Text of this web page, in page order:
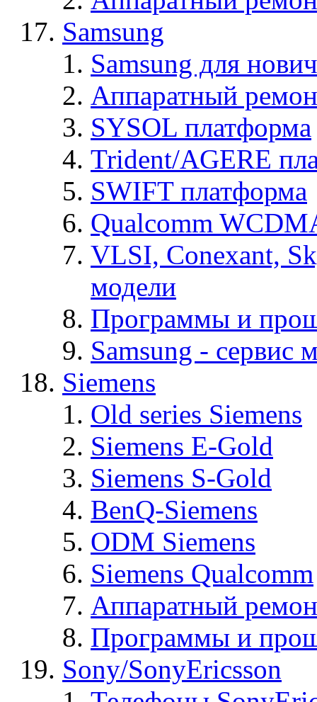
Samsung
Samsung для
Аппаратный
SYSOL платформа
Trident/AGERE
SWIFT платформа
Qualcomm
VLSI, Conexant,
модели
Программы и
Samsung - cервис
Siemens
Old series Siemens
Siemens E-Gold
Siemens S-Gold
BenQ-Siemens
ODM Siemens
Siemens Qualcomm
Аппаратный
Программы и
Sony/SonyEricsson